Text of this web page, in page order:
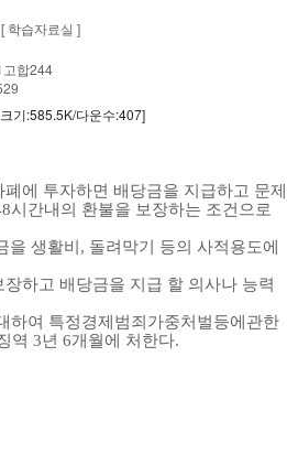
[ 학습자료실 ]
고합244
기:585.5K/다운수:407]
에 투자하면 배당금을 지급하고 문제
시간내의 환불을 보장하는 조건으로
을 생활비, 돌려막기 등의 사적용도에
하고 배당금을 지급 할 의사나 능력
하여 특정경제범죄가중처벌등에관한
역 3년 6개월에 처한다.